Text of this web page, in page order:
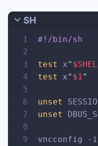
SH
1
2
3
4
5
6
7
8
9
#!/bin/sh
test x"
test
x" $1 "
unset
unset
vncconfig -